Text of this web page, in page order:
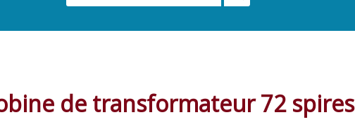
de transformateur 72 spires